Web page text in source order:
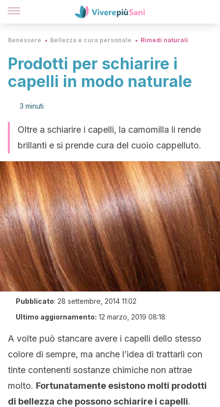
Benessere Bellezza e cura personale Rimedi naturali
Prodotti per schiarire i
capelli in modo naturale
3 minuti
Oltre a schiarire i capelli, la camomilla li rende
brillanti e si prende cura del cuoio cappelluto.
Pubblicato: 28 settembre, 2014 11:02
Ultimo aggiornamento: 12 marzo, 2019 08:18
A volte può stancare avere i capelli dello stesso
colore di sempre, ma anche l’idea di trattarli con
tinte contenenti sostanze chimiche non attrae
molto. Fortunatamente esistono molti prodotti
di bellezza che possono schiarire i capelli.